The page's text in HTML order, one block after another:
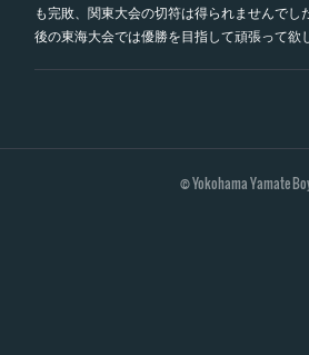
も完敗、関東大会の切符は得られませんでし
後の東海大会では優勝を目指して頑張って
© Yokohama Yamate